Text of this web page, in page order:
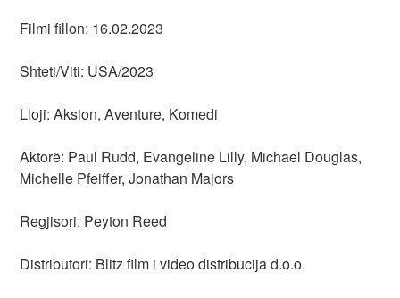
Filmi fillon: 16.02.2023
Shteti/Viti: USA/2023
Lloji: Aksion, Aventure, Komedi
Aktorë: Paul Rudd, Evangeline Lilly, Michael Douglas,
Michelle Pfeiffer, Jonathan Majors
Regjisori: Peyton Reed
Distributori: Blitz film i video distribucija d.o.o.